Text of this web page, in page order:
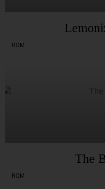
ROM
The
ROM